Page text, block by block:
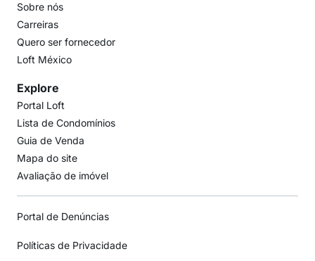
Sobre nós
Carreiras
Quero ser fornecedor
Loft México
Explore
Portal Loft
Lista de Condomínios
Guia de Venda
Mapa do site
Avaliação de imóvel
Portal de Denúncias
Políticas de Privacidade